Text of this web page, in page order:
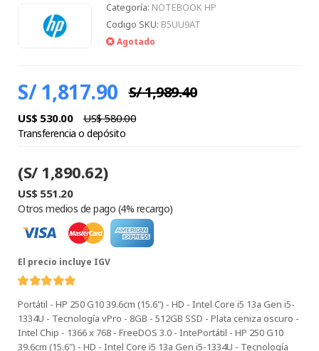
Categoría: NOTEBOOK HP
Codigo SKU: B5UU9AT
Agotado
S/ 1,817.90 S/ 1,989.40
US$ 530.00 US$ 580.00
Transferencia o depósito
(S/ 1,890.62)
US$ 551.20
Otros medios de pago (4% recargo)
El precio incluye IGV
Portátil - HP 250 G10 39.6cm (15.6") - HD - Intel Core i5 13a Gen i5-
1334U - Tecnología vPro - 8GB - 512GB SSD - Plata ceniza oscuro -
Intel Chip - 1366 x 768 - FreeDOS 3.0 - IntePortátil - HP 250 G10
39.6cm (15.6") - HD - Intel Core i5 13a Gen i5-1334U - Tecnología